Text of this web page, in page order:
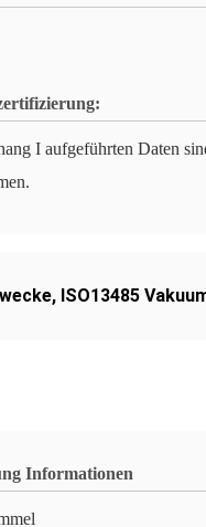
I aufgeführten Daten
, ISO13485
Informationen